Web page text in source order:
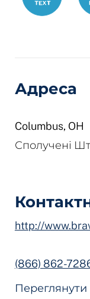
Адреса
Columbus, OH
Сполучені
http://
(866) 862-
Переглянути